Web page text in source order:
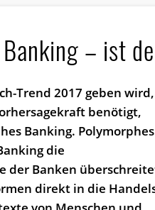
– ist
Trend 2017 geben wird,
benötigt,
Banking. Polymorphes
die
der Banken
direkt in die